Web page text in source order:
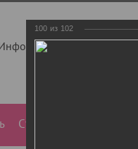
О нас
Сумки
100 из 102